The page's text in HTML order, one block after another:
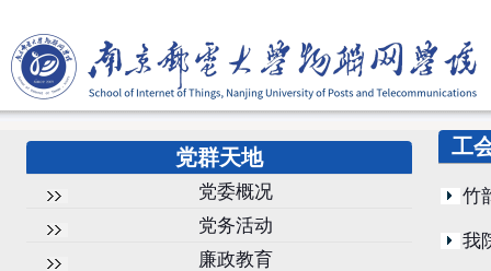
党群天地
党委概况
党务活动
廉政教育
工
竹
我